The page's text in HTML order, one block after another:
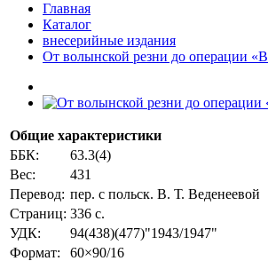
Главная
Каталог
внесерийные издания
От волынской резни до операции
Общие характеристики
ББК:
63.3(4)
Вес:
431
Перевод: пер. с польск. В. Т. Веденеевой
Страниц: 336 с.
УДК:
94(438)(477)"1943/1947"
Формат:
60×90/16